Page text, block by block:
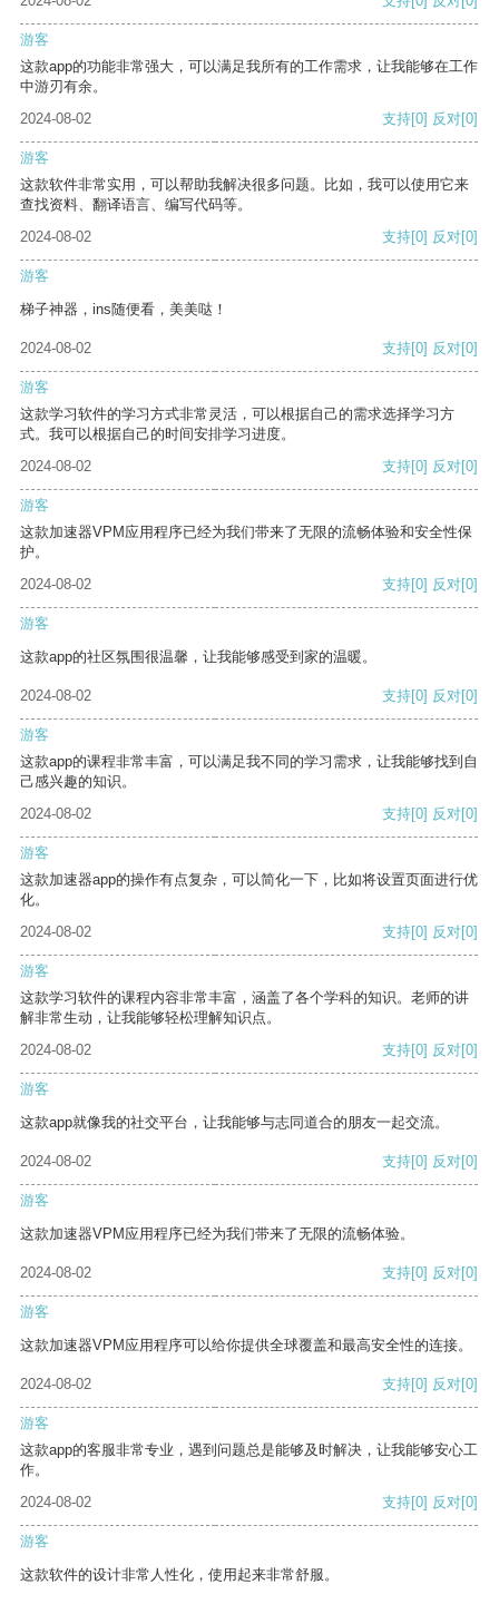
游客
这款app的功能非常强大，可以满足我所有的工作需求，让我能够在工作
中游刃有余。
2024-08-02
支持[0] 反对[0]
游客
这款软件非常实用，可以帮助我解决很多问题。比如，我可以使用它来
查找资料、翻译语言、编写代码等。
2024-08-02
支持[0] 反对[0]
游客
梯子神器，ins随便看，美美哒！
2024-08-02 支持[0] 反对[0]
游客
这款学习软件的学习方式非常灵活，可以根据自己的需求选择学习方
式。我可以根据自己的时间安排学习进度。
2024-08-02
支持[0] 反对[0]
游客
这款加速器VPM应用程序已经为我们带来了无限的流畅体验和安全性保
护。
2024-08-02
支持[0] 反对[0]
游客
这款app的社区氛围很温馨，让我能够感受到家的温暖。
2024-08-02 支持[0] 反对[0]
游客
这款app的课程非常丰富，可以满足我不同的学习需求，让我能够找到自
己感兴趣的知识。
2024-08-02
支持[0] 反对[0]
游客
这款加速器app的操作有点复杂，可以简化一下，比如将设置页面进行优
化。
2024-08-02
支持[0] 反对[0]
游客
这款学习软件的课程内容非常丰富，涵盖了各个学科的知识。老师的讲
解非常生动，让我能够轻松理解知识点。
2024-08-02
支持[0] 反对[0]
游客
这款app就像我的社交平台，让我能够与志同道合的朋友一起交流。
2024-08-02 支持[0] 反对[0]
游客
这款加速器VPM应用程序已经为我们带来了无限的流畅体验。
2024-08-02 支持[0] 反对[0]
游客
这款加速器VPM应用程序可以给你提供全球覆盖和最高安全性的连接。
2024-08-02 支持[0] 反对[0]
游客
这款app的客服非常专业，遇到问题总是能够及时解决，让我能够安心工
作。
2024-08-02
支持[0] 反对[0]
游客
这款软件的设计非常人性化，使用起来非常舒服。